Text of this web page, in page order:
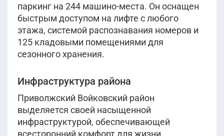
паркинг на 244 машино-места. Он оснащен
быстрым доступом на лифте с любого
этажа, системой распознавания номеров и
125 кладовыми помещениями для
сезонного хранения.
Инфраструктура района
Приволжский Войковский район
выделяется своей насыщенной
инфраструктурой, обеспечивающей
всесторонний комфорт для жизни.